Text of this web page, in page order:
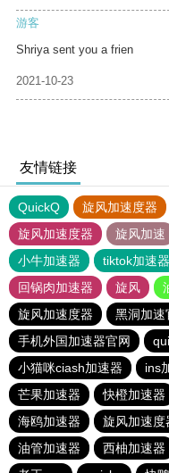
游客
Shriya sent you a frien
2021-10-23
友情链接
QuickQ 旋风加速度器
旋风加速度器
旋风加速
小牛加速器
tiktok加速器
回锅肉加速器
旋风
旋风加速度器
黑洞加速
手机外国加速器官网
小猫咪ciash加速器
ins
芒果加速器
快橙加速器
海鸥加速器
旋风加速度
油管加速器
西柚加速器